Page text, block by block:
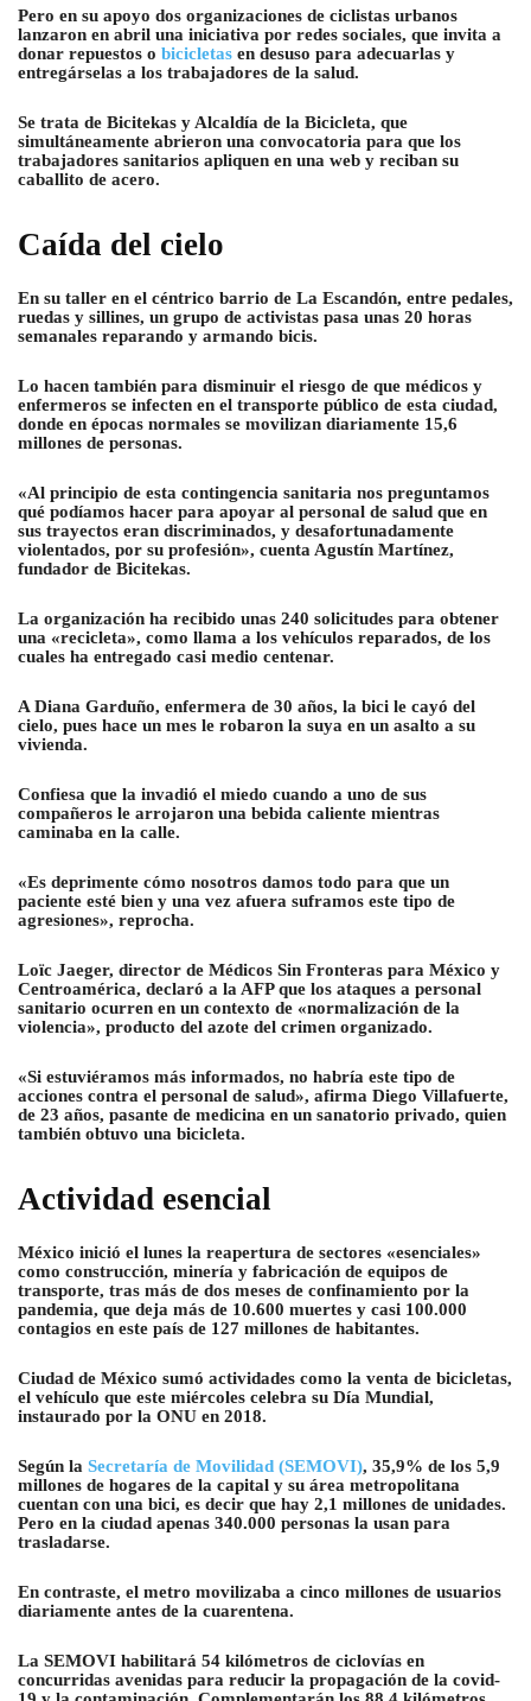
Pero en su apoyo dos organizaciones de ciclistas urbanos
lanzaron en abril una iniciativa por redes sociales, que invita a
donar repuestos o bicicletas en desuso para adecuarlas y
entregárselas a los trabajadores de la salud.
Se trata de Bicitekas y Alcaldía de la Bicicleta, que
simultáneamente abrieron una convocatoria para que los
trabajadores sanitarios apliquen en una web y reciban su
caballito de acero.
Caída del cielo
En su taller en el céntrico barrio de La Escandón, entre pedales,
ruedas y sillines, un grupo de activistas pasa unas 20 horas
semanales reparando y armando bicis.
Lo hacen también para disminuir el riesgo de que médicos y
enfermeros se infecten en el transporte público de esta ciudad,
donde en épocas normales se movilizan diariamente 15,6
millones de personas.
«Al principio de esta contingencia sanitaria nos preguntamos
qué podíamos hacer para apoyar al personal de salud que en
sus trayectos eran discriminados, y desafortunadamente
violentados, por su profesión», cuenta Agustín Martínez,
fundador de Bicitekas.
La organización ha recibido unas 240 solicitudes para obtener
una «recicleta», como llama a los vehículos reparados, de los
cuales ha entregado casi medio centenar.
A Diana Garduño, enfermera de 30 años, la bici le cayó del
cielo, pues hace un mes le robaron la suya en un asalto a su
vivienda.
Confiesa que la invadió el miedo cuando a uno de sus
compañeros le arrojaron una bebida caliente mientras
caminaba en la calle.
«Es deprimente cómo nosotros damos todo para que un
paciente esté bien y una vez afuera suframos este tipo de
agresiones», reprocha.
Loïc Jaeger, director de Médicos Sin Fronteras para México y
Centroamérica, declaró a la AFP que los ataques a personal
sanitario ocurren en un contexto de «normalización de la
violencia», producto del azote del crimen organizado.
«Si estuviéramos más informados, no habría este tipo de
acciones contra el personal de salud», afirma Diego Villafuerte,
de 23 años, pasante de medicina en un sanatorio privado, quien
también obtuvo una bicicleta.
Actividad esencial
México inició el lunes la reapertura de sectores «esenciales»
como construcción, minería y fabricación de equipos de
transporte, tras más de dos meses de confinamiento por la
pandemia, que deja más de 10.600 muertes y casi 100.000
contagios en este país de 127 millones de habitantes.
Ciudad de México sumó actividades como la venta de bicicletas,
el vehículo que este miércoles celebra su Día Mundial,
instaurado por la ONU en 2018.
Según la Secretaría de Movilidad (SEMOVI), 35,9% de los 5,9
millones de hogares de la capital y su área metropolitana
cuentan con una bici, es decir que hay 2,1 millones de unidades.
Pero en la ciudad apenas 340.000 personas la usan para
trasladarse.
En contraste, el metro movilizaba a cinco millones de usuarios
diariamente antes de la cuarentena.
La SEMOVI habilitará 54 kilómetros de ciclovías en
concurridas avenidas para reducir la propagación de la covid-